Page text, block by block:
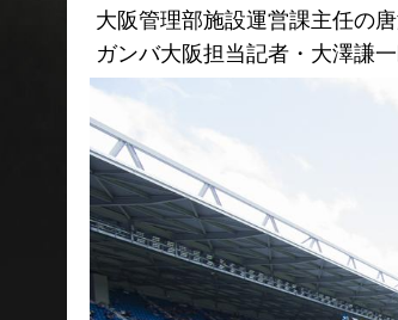
大阪管理部施設運営課主任の
ガンバ大阪担当記者・大澤謙一